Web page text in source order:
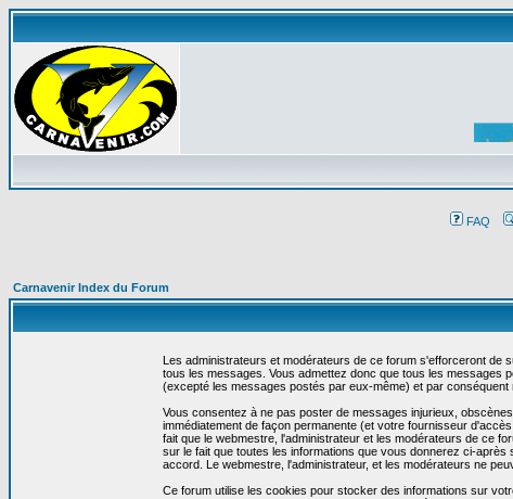
FAQ
Carnavenir Index du Forum
Les administrateurs et modérateurs de ce forum s'efforceront de
tous les messages. Vous admettez donc que tous les messages
(excepté les messages postés par eux-même) et par conséquent
Vous consentez à ne pas poster de messages injurieux,
immédiatement de façon permanente (et votre fournisseur
fait que le webmestre, l'administrateur et les modérateurs de ce
sur le fait que toutes les informations que vous donnerez ci-
accord. Le webmestre, l'administrateur, et les modérateurs ne
Ce forum utilise les cookies pour stocker des informations sur